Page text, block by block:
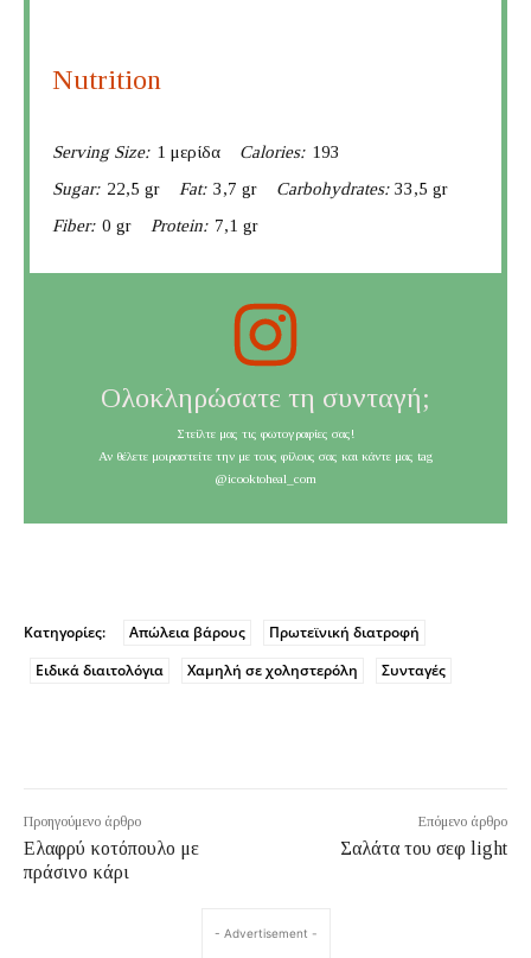
Nutrition
Serving Size: 1 μερίδα Calories: 193
Sugar: 22,5 gr Fat: 3,7 gr Carbohydrates: 33,5 gr
Fiber: 0 gr Protein: 7,1 gr
Ολοκληρώσατε τη συνταγή;
Στείλτε μας τις φωτογραφίες σας!
Αν θέλετε μοιραστείτε την με τους φίλους σας και κάντε μας tag
@icooktoheal_com
Κατηγορίες: Απώλεια βάρους
Πρωτεϊνική διατροφή
Ειδικά διαιτολόγια
Χαμηλή σε χοληστερόλη Συνταγές
Προηγούμενο άρθρο
Ελαφρύ κοτόπουλο με
πράσινο κάρι
Επόμενο άρθρο
Σαλάτα του σεφ light
- Advertisement -